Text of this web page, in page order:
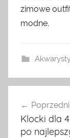
zimowe
modne.
wpisu
Klocki dla
po